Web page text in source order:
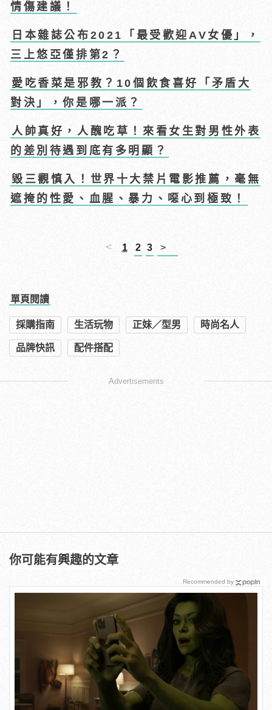
情傷建議！
日本雜誌公布2021「最受歡迎AV女優」，
三上悠亞僅排第2？
愛吃香菜是邪教？10個飲食喜好「矛盾大
對決」，你是哪一派？
人帥真好，人醜吃草！來看女生對男性外表
的差別待遇到底有多明顯？
毀三觀慎入！世界十大禁片電影推薦，毫無
遮掩的性愛、血腥、暴力、噁心到極致！
< 1 2 3 >
單頁閱讀
採購指南 生活玩物 正妹／型男 時尚名人
品牌快訊 配件搭配
Advertisements
你可能有興趣的文章
Recommended by